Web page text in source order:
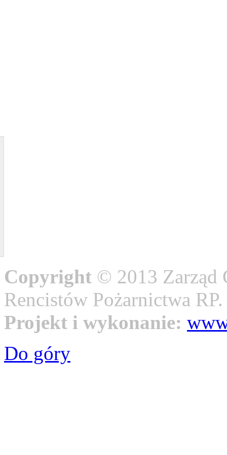
Copyright © 2013 Zarząd
Rencistów Pożarnictwa
Projekt i wykonanie:
Do góry